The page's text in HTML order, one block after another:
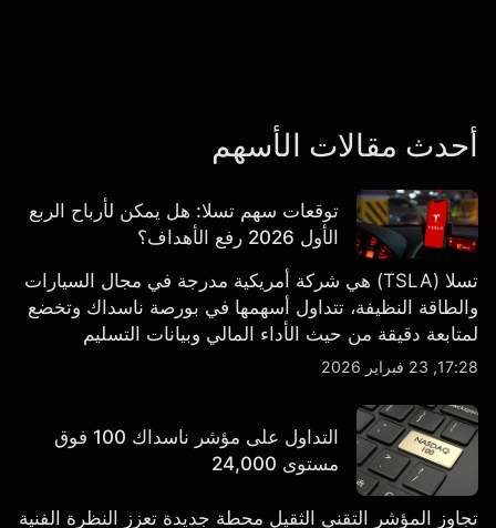
أحدث مقالات الأسهم
توقعات سهم تسلا: هل يمكن لأرباح الربع
الأول 2026 رفع الأهداف؟
تسلا (TSLA) هي شركة أمريكية مدرجة في مجال السيارات
والطاقة النظيفة، تتداول أسهمها في بورصة ناسداك وتخضع
لمتابعة دقيقة من حيث الأداء المالي وبيانات التسليم
والتطورات في التكنولوجيا والتصنيع. استكشف أهداف أسعار
17:28, 23 فبراير 2026
التداول على مؤشر ناسداك 100 فوق
مستوى 24,000
تجاوز المؤشر التقني الثقيل محطة جديدة تعزز النظرة الفنية